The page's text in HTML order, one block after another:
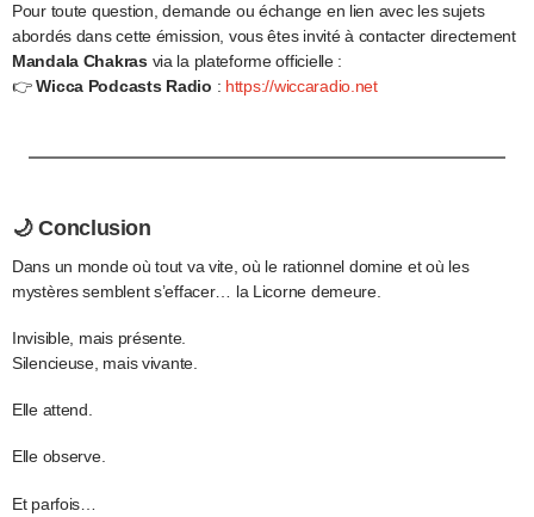
Pour toute question, demande ou échange en lien avec les sujets
abordés dans cette émission, vous êtes invité à contacter directement
Mandala Chakrasvia la plateforme officielle :
👉Wicca Podcasts Radio : https://wiccaradio.net
🌙 Conclusion
Dans un monde où tout va vite, où le rationnel domine et où les
mystères semblent s’effacer… la Licorne demeure.
Invisible, mais présente.
Silencieuse, mais vivante.
Elle attend.
Elle observe.
Et parfois…